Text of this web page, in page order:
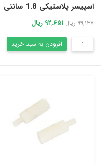
اسپیسر پلاستیکی 1.8 سانتی
۹۹,۱۳۷ ریال ۹۲,۶۵۱ ریال
افزودن به سبد خرید